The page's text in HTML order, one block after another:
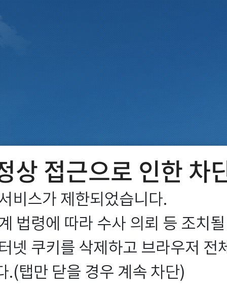
상 접근으로 인한 차
비스가 제한되었습니다.
법령에 따라 수사 의뢰 등 조치
넷 쿠키를 삭제하고 브라우저 전
.(탭만 닫을 경우 계속 차단)